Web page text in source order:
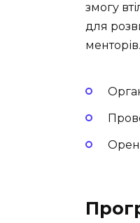
змогу
для
менторів.